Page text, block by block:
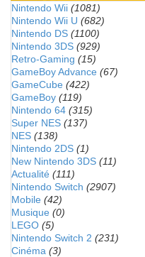
Nintendo Wii (1081)
Nintendo Wii U (682)
Nintendo DS (1100)
Nintendo 3DS (929)
Retro-Gaming (15)
GameBoy Advance (67)
GameCube (422)
GameBoy (119)
Nintendo 64 (315)
Super NES (137)
NES (138)
Nintendo 2DS (1)
New Nintendo 3DS (11)
Actualité (111)
Nintendo Switch (2907)
Mobile (42)
Musique (0)
LEGO (5)
Nintendo Switch 2 (231)
Cinéma (3)